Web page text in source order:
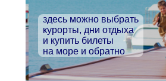
здесь можно выбрать
курорты, дни отдыха
и купить билеты
на море и обратно